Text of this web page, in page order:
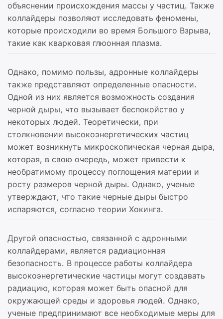
объяснении происхождения массы у частиц. Также
коллайдеры позволяют исследовать феномены,
которые происходили во время Большого Взрыва,
такие как кварковая глюонная плазма.
Однако, помимо пользы, адронные коллайдеры
также представляют определенные опасности.
Одной из них является возможность создания
черной дыры, что вызывает беспокойство у
некоторых людей. Теоретически, при
столкновении высокоэнергетических частиц
может возникнуть микроскопическая черная дыра,
которая, в свою очередь, может привести к
необратимому процессу поглощения материи и
росту размеров черной дыры. Однако, ученые
утверждают, что такие черные дыры быстро
испаряются, согласно теории Хокинга.
Другой опасностью, связанной с адронными
коллайдерами, является радиационная
безопасность. В процессе работы коллайдера
высокоэнергетические частицы могут создавать
радиацию, которая может быть опасной для
окружающей среды и здоровья людей. Однако,
ученые предпринимают все необходимые меры для